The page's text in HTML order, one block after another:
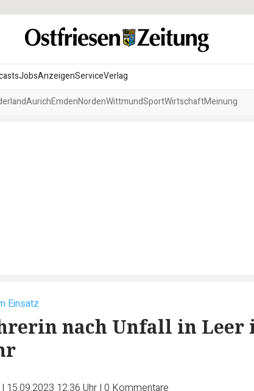
JobsAnzeigenServiceVerlag
AurichEmdenNordenWittmundSportWirtschaftMeinung
Einsatz
nach Unfall in Leer
| 15.09.2023 12:36 Uhr | 0 Kommentare